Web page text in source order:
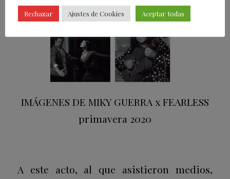
IMÁGENES DE MIKY GUERRA x FEARLESS
primavera 2020
A este acto, al que asistieron medios,
Rechazar Ajustes de Cookies Aceptar todas